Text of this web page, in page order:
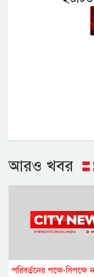
আরও খবর
পরিবর্তনের পক্ষে-বিপক্ষে